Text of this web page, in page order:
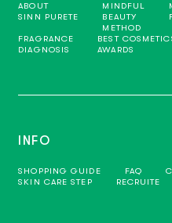
ABOUT
SINN PURETE
MINDFUL
BEAUTY
METHOD
FRAGRANCE
DIAGNOSIS
BEST
AWARDS
INFO
SHOPPING GUIDE FAQ
SKIN CARE STEP
RECRUITE